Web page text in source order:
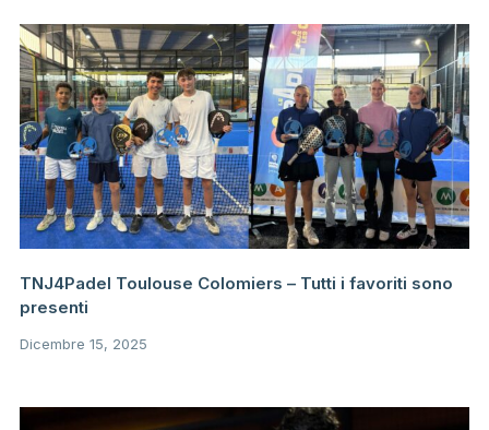
TNJ4Padel Toulouse Colomiers – Tutti i favoriti sono
presenti
Dicembre 15, 2025